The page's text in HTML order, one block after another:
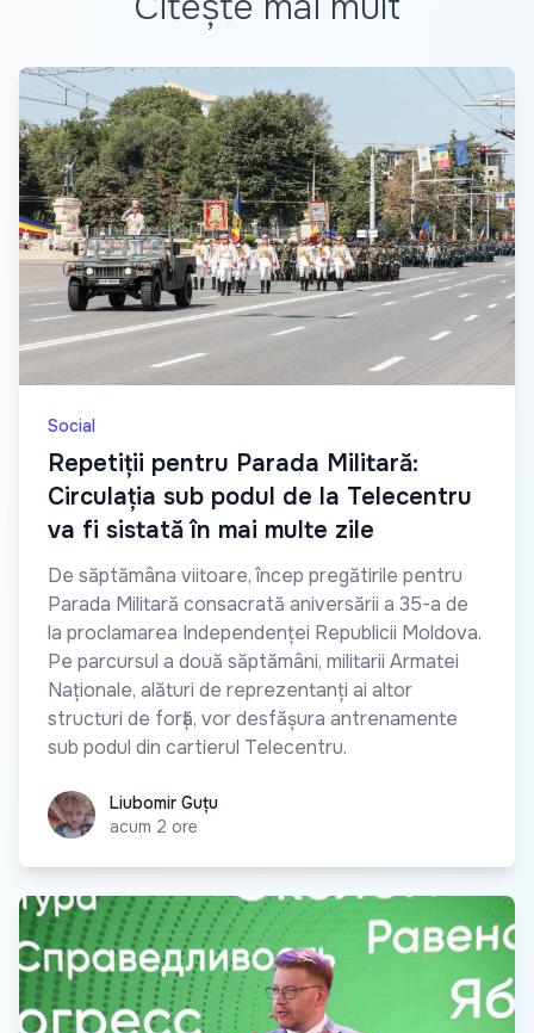
Social
Repetiții pentru Parada Militară:
Circulația sub podul de la Telecentru
va fi sistată în mai multe zile
De săptămâna viitoare, încep pregătirile pentru
Parada Militară consacrată aniversării a 35-a de
la proclamarea Independenței Republicii Moldova.
Pe parcursul a două săptămâni, militarii Armatei
Naționale, alături de reprezentanți ai altor
structuri de forță, vor desfășura antrenamente
sub podul din cartierul Telecentru.
Liubomir Guțu
Liubomir Guțu
acum 2 ore